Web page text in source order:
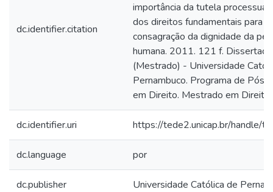
dc.identifier.citation
importância da tutela processual
dos direitos fundamentais para a
consagração da dignidade da
humana. 2011. 121 f.
(Mestrado) - Universidade
Pernambuco. Programa de Pós-
em Direito. Mestrado em
dc.identifier.uri https://tede2.unicap.br/handle/
dc.language por
dc.publisher Universidade Católica de